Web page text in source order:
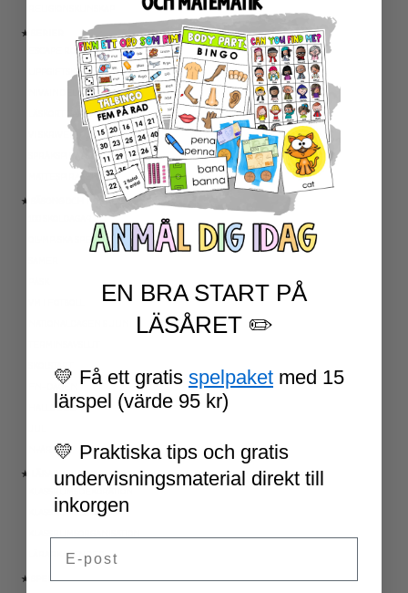
★ SERIER
ESCAPE ROOMS
UPPGIFTSKORT SVENSKA
NIVÅINDELADE LÄSTEXTER
LÄSKORT FAKTA
VI SKRIVER
SPRÅKSPIRALEN
MATTESPIRALEN
★ SÄSONG OCH HÖGTIDER
OLYMPISKA SPELEN
FN-DAGEN
HALLOWEEN
★ LÄRARVERKTYG
KLASSRUMSLEDARSKAP
LÄRARKALENDER
★ SPEL
EN BRA START PÅ
LÄSÅRET ✏️
💛 Få ett gratis spelpaket med 15
lärspel (värde 95 kr)
💛 Praktiska tips och gratis
undervisningsmaterial direkt till
inkorgen